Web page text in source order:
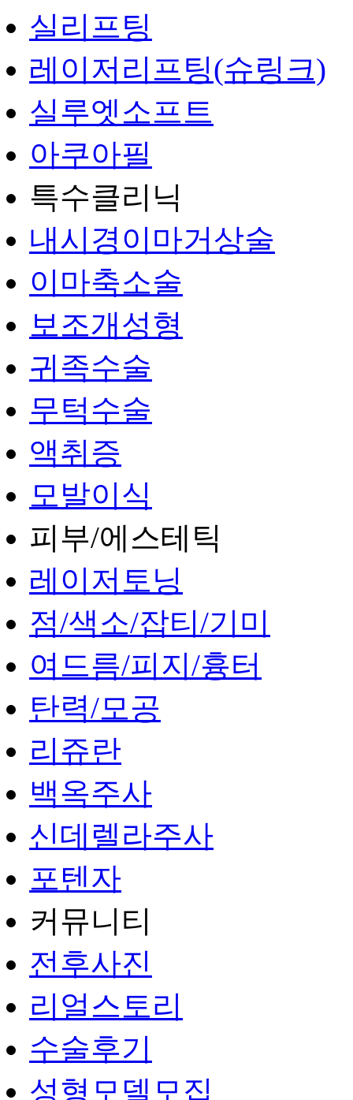
실리프팅
레이저리프팅(슈링크)
실루엣소프트
아쿠아필
특수클리닉
내시경이마거상술
이마축소술
보조개성형
귀족수술
무턱수술
액취증
모발이식
피부/에스테틱
레이저토닝
점/색소/잡티/기미
여드름/피지/흉터
탄력/모공
리쥬란
백옥주사
신데렐라주사
포텐자
커뮤니티
전후사진
리얼스토리
수술후기
성형모델모집